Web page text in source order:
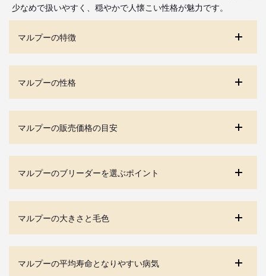
少なめで扱いやすく、穏やかで人懐こい性格が魅力です。
マルプーの特徴
マルプーの性格
マルプーの販売価格の目安
マルプーのブリーダーを選ぶポイント
マルプーの大きさと毛色
マルプーの平均寿命となりやすい病気